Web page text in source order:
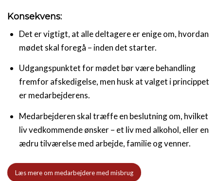
Konsekvens:
Det er vigtigt, at alle deltagere er enige om, hvordan
mødet skal foregå – inden det starter.
Udgangspunktet for mødet bør være behandling
fremfor afskedigelse, men husk at valget i princippet
er medarbejderens.
Medarbejderen skal træffe en beslutning om, hvilket
liv vedkommende ønsker – et liv med alkohol, eller en
ædru tilværelse med arbejde, familie og venner.
Læs mere om medarbejdere med misbrug